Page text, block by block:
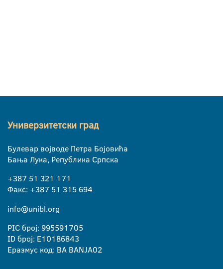
Универзитетски град
Булевар војводе Петра Бојовића
Бања Лука, Република Српска
+387 51 321 171
Факс: +387 51 315 694
info@unibl.org
PIC број: 995591705
ID број: E10186843
Еразмус код: BA BANJA02